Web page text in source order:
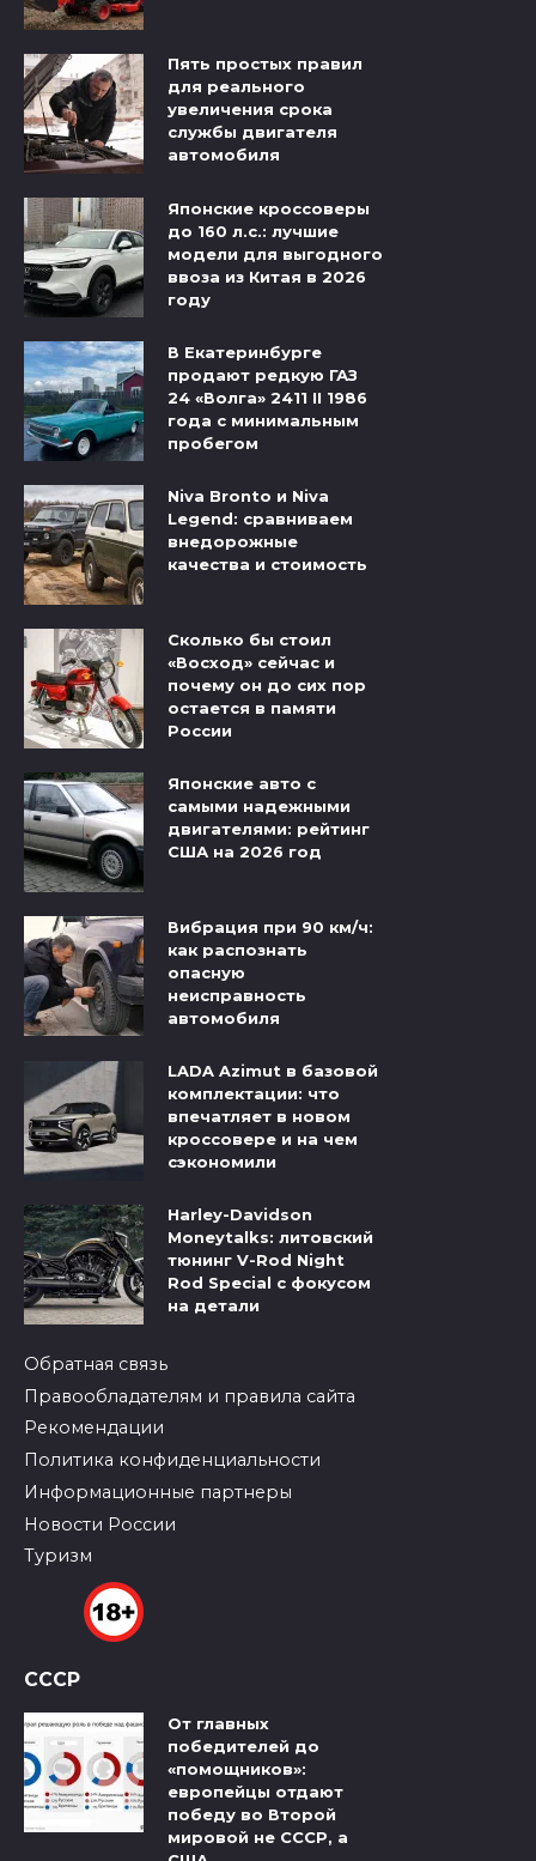
Пять простых правил
для реального
увеличения срока
службы двигателя
автомобиля
Японские кроссоверы
до 160 л.с.: лучшие
модели для выгодного
ввоза из Китая в 2026
году
В Екатеринбурге
продают редкую ГАЗ
24 «Волга» 2411 II 1986
года с минимальным
пробегом
Niva Bronto и Niva
Legend: сравниваем
внедорожные
качества и стоимость
Сколько бы стоил
«Восход» сейчас и
почему он до сих пор
остается в памяти
России
Японские авто с
самыми надежными
двигателями: рейтинг
США на 2026 год
Вибрация при 90 км/ч:
как распознать
опасную
неисправность
автомобиля
LADA Azimut в базовой
комплектации: что
впечатляет в новом
кроссовере и на чем
сэкономили
Harley-Davidson
Moneytalks: литовский
тюнинг V-Rod Night
Rod Special с фокусом
на детали
Обратная связь
Правообладателям и правила сайта
Рекомендации
Политика конфиденциальности
Информационные партнеры
Новости России
Туризм
СССР
От главных
победителей до
«помощников»:
европейцы отдают
победу во Второй
мировой не СССР, а